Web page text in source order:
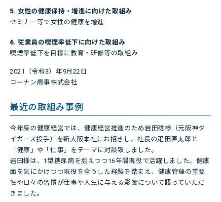
5. 女性の健康保持・増進に向けた取組み
セミナー等で女性の健康を増進
6. 従業員の喫煙率低下に向けた取組み
喫煙率低下を目標に教育・研修等の取組み
2021（令和3）年9月22日
コーナン商事株式会社
最近の取組み事例
今年度の健康経営では、健康経営推進のため岩田稔様（元阪神タ
イガース投手）を新大阪本社にお招きし、社長の疋田直太郎と
「健康」や「仕事」をテーマに対談致しました。
岩田様は、1型糖尿病を抱えつつ16年間現役で活躍しました。健康
面を気にかけつつ現役を全うした経験を踏まえ、健康管理の重要
性や日々の習慣が仕事や人生に与える影響について語っていただ
きました。